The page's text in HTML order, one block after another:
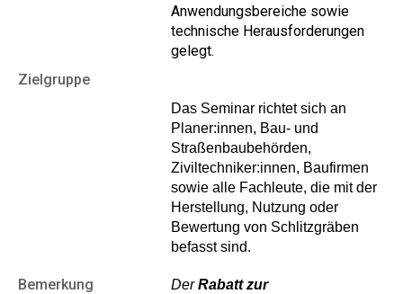
Anwendungsbereiche sowie
technische Herausforderungen
gelegt.
Zielgruppe
Das Seminar richtet sich an
Planer:innen, Bau- und
Straßenbaubehörden,
Ziviltechniker:innen, Baufirmen
sowie alle Fachleute, die mit der
Herstellung, Nutzung oder
Bewertung von Schlitzgräben
befasst sind.
Bemerkung DerRabatt zur